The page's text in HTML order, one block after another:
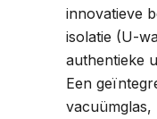
innovatieve
isolatie (U-
authentieke
Een
vacuümglas,